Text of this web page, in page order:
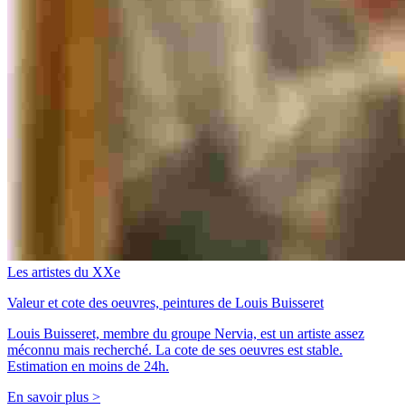
Les artistes du XXe
Valeur et cote des oeuvres, peintures de Louis Buisseret
Louis Buisseret, membre du groupe Nervia, est un artiste assez
méconnu mais recherché. La cote de ses oeuvres est stable.
Estimation en moins de 24h.
En savoir plus >